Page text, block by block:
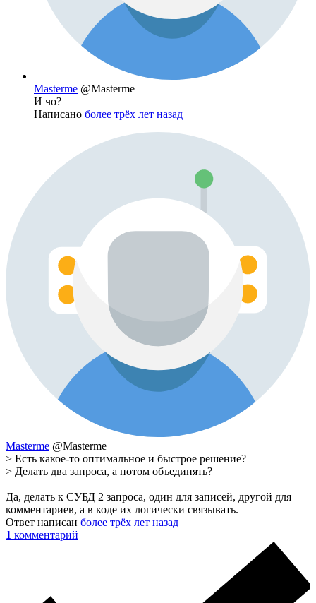
Masterme @Masterme
И чо?
Написано более трёх лет назад
Masterme @Masterme
> Есть какое-то оптимальное и быстрое решение?
> Делать два запроса, а потом объединять?
Да, делать к СУБД 2 запроса, один для записей, другой для
комментариев, а в коде их логически связывать.
Ответ написан более трёх лет назад
1 комментарий